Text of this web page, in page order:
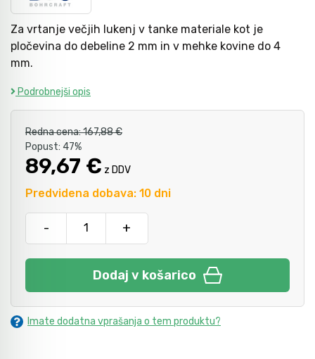
Za vrtanje večjih lukenj v tanke materiale kot je
pločevina do debeline 2 mm in v mehke kovine do 4
mm.
Podrobnejši opis
Predvidena dobava: 10 dni
Redna cena:167,88 €
Popust: 47%
89,67 € z DDV
- +
Dodaj v košarico
Imate dodatna vprašanja o tem produktu?
Kladiva
Točkala, dleta, luknjači in pile
Vzvodi in primeži
Škarje, noži in žage
Mazanje